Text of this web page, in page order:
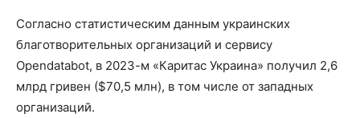
Согласно статистическим данным украинских
благотворительных организаций и сервису
Opendatabot, в 2023-м «Каритас Украина» получил 2,6
млрд гривен ($70,5 млн), в том числе от западных
организаций.